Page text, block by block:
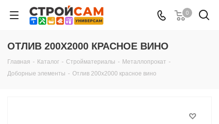
0
ОТЛИВ 200Х2000 КРАСНОЕ ВИНО
Главная - Каталог - Стройматериалы - Металлопрокат -
Доборные элементы - Отлив 200х2000 красное вино